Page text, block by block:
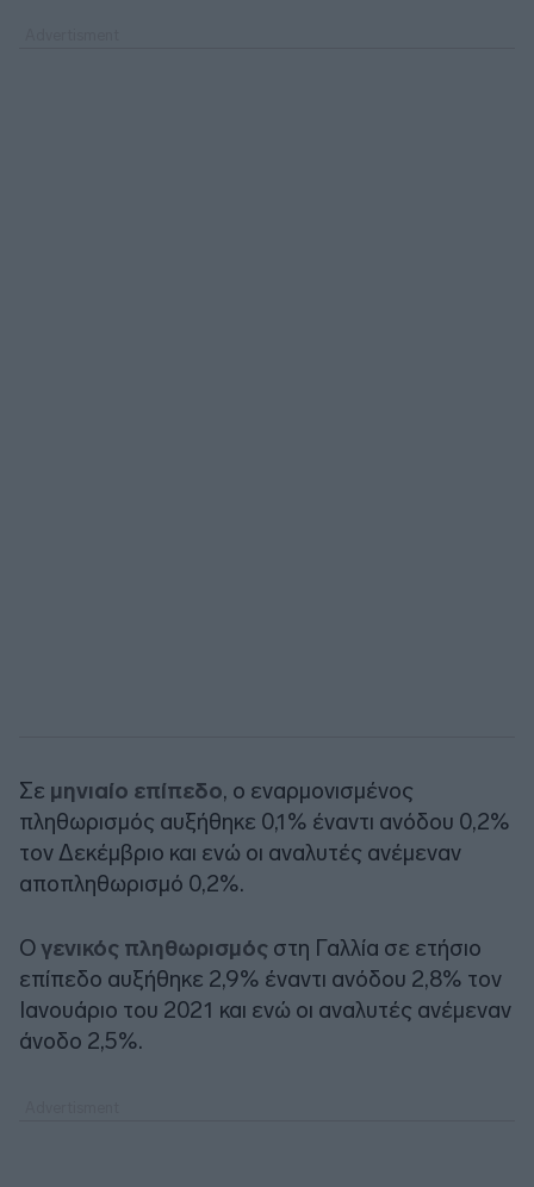
Σε μηνιαίο επίπεδο, ο εναρμονισμένος
πληθωρισμός αυξήθηκε 0,1% έναντι ανόδου 0,2%
τον Δεκέμβριο και ενώ οι αναλυτές ανέμεναν
αποπληθωρισμό 0,2%.
Ο γενικός πληθωρισμός στη Γαλλία σε ετήσιο
επίπεδο αυξήθηκε 2,9% έναντι ανόδου 2,8% τον
Ιανουάριο του 2021 και ενώ οι αναλυτές ανέμεναν
άνοδο 2,5%.